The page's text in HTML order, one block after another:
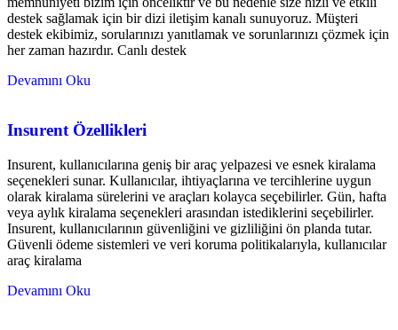
destek sağlamak için bir dizi iletişim kanalı sunuyoruz. Müşteri
destek ekibimiz, sorularınızı yanıtlamak ve sorunlarınızı çözmek için
her zaman hazırdır. Canlı destek
Devamını Oku
Insurent Özellikleri
Insurent, kullanıcılarına geniş bir araç yelpazesi ve esnek kiralama
seçenekleri sunar. Kullanıcılar, ihtiyaçlarına ve tercihlerine uygun
olarak kiralama sürelerini ve araçları kolayca seçebilirler. Gün, hafta
veya aylık kiralama seçenekleri arasından istediklerini seçebilirler.
Insurent, kullanıcılarının güvenliğini ve gizliliğini ön planda tutar.
Güvenli ödeme sistemleri ve veri koruma politikalarıyla, kullanıcılar
araç kiralama
Devamını Oku